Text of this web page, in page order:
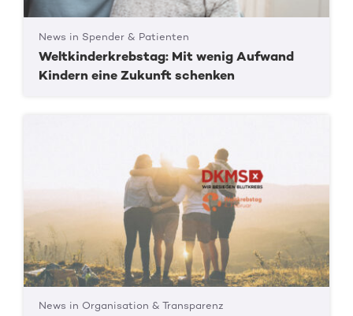
News in Spender & Patienten
Weltkinderkrebstag: Mit wenig Aufwand
Kindern eine Zukunft schenken
News in Organisation & Transparenz